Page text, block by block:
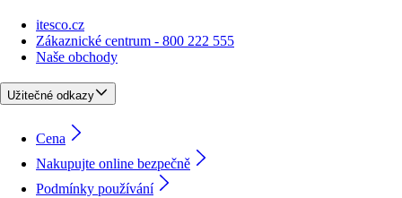
itesco.cz
Zákaznické centrum - 800 222 555
Naše obchody
Užitečné odkazy
Cena
Nakupujte online bezpečně
Podmínky používání